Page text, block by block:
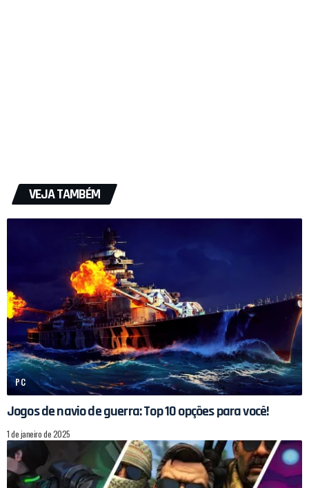
VEJA TAMBÉM
PC
Jogos de navio de guerra: Top 10 opções para você!
1 de janeiro de 2025